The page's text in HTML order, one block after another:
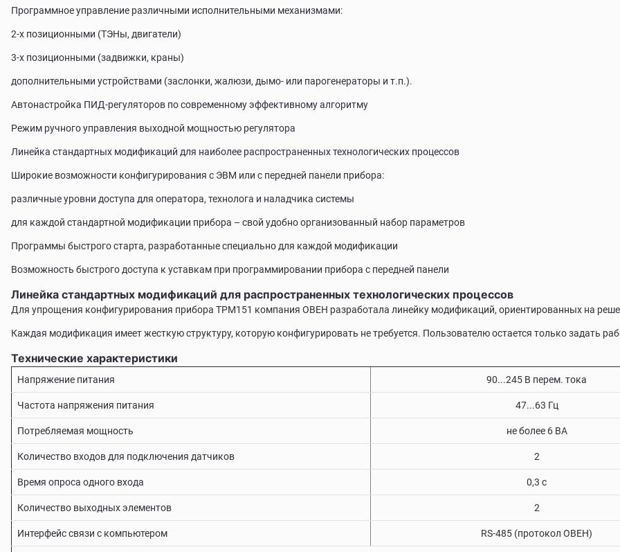
Программное управление различными исполнительными механизмами:
2-х позиционными (ТЭНы, двигатели)
3-х позиционными (задвижки, краны)
дополнительными устройствами (заслонки, жалюзи, дымо- или парогенераторы и т.п.).
Автонастройка ПИД-регуляторов по современному эффективному алгоритму
Режим ручного управления выходной мощностью регулятора
Линейка стандартных модификаций для наиболее распространенных технологических процессов
Широкие возможности конфигурирования с ЭВМ или с передней панели прибора:
различные уровни доступа для оператора, технолога и наладчика системы
для каждой стандартной модификации прибора – свой удобно организованный набор параметров
Программы быстрого старта, разработанные специально для каждой модификации
Возможность быстрого доступа к уставкам при программировании прибора с передней панели
Линейка стандартных модификаций для распространенных технологических процессов
Для упрощения конфигурирования прибора ТРМ151 компания ОВЕН разработала линейку модификаций, ориентированных на
Каждая модификация имеет жесткую структуру, которую конфигурировать не требуется. Пользователю остается только задать
Технические характеристики
Напряжение питания 90...245 В перем. тока
Частота напряжения питания 47...63 Гц
Потребляемая мощность не более 6 ВА
Количество входов для подключения датчиков 2
Время опроса одного входа 0,3 с
Количество выходных элементов 2
Интерфейс связи с компьютером RS-485 (протокол ОВЕН)